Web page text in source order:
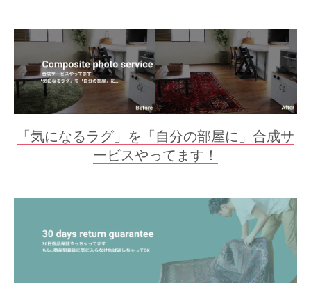
「気になるラグ」を「自分の部屋に」合成サ
ービスやってます！